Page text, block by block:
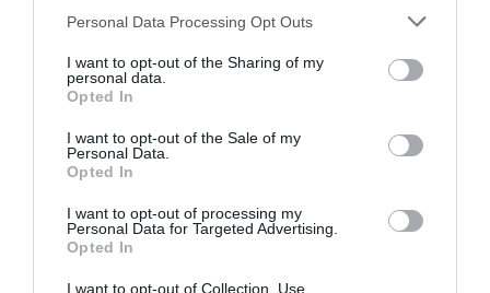
Personal Data Processing Opt Outs
I want to opt-out of the Sharing of my
personal data.
Opted In
I want to opt-out of the Sale of my
Personal Data.
Opted In
I want to opt-out of processing my
Personal Data for Targeted Advertising.
Opted In
I want to opt-out of Collection, Use,
A tervek szerint most elkezdődő építkezés
három évig fog tartani. A gépkocsiforgalmat
és a parkolóhelyeket is korlátozzák erre az
után kellemesebb és zöldebb lesz a
lakókörnyezet a zsinagóga melletti belvárosi
területen.